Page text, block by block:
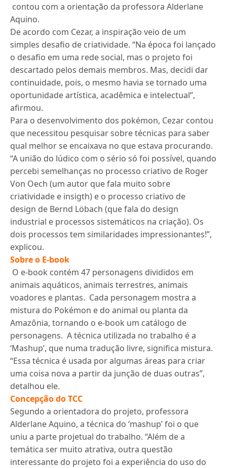
contou com a orientação da professora Alderlane
Aquino.
De acordo com Cezar, a inspiração veio de um
simples desafio de criatividade. “Na época foi lançado
o desafio em uma rede social, mas o projeto foi
descartado pelos demais membros. Mas, decidi dar
continuidade, pois, o mesmo havia se tornado uma
oportunidade artística, acadêmica e intelectual”,
afirmou.
Para o desenvolvimento dos pokémon, Cezar contou
que necessitou pesquisar sobre técnicas para saber
qual melhor se encaixava no que estava procurando.
“A união do lúdico com o sério só foi possível, quando
percebi semelhanças no processo criativo de Roger
Von Oech (um autor que fala muito sobre
criatividade e insigth) e o processo criativo de
design de Bernd Löbach (que fala do design
industrial e processos sistemáticos na criação). Os
dois processos tem similaridades impressionantes!”,
explicou.
Sobre o E-book
O e-book contém 47 personagens divididos em
animais aquáticos, animais terrestres, animais
voadores e plantas. Cada personagem mostra a
mistura do Pokémon e do animal ou planta da
Amazônia, tornando o e-book um catálogo de
personagens. A técnica utilizada no trabalho é a
‘Mashup’, que numa tradução livre, significa mistura.
“Essa técnica é usada por algumas áreas para criar
uma coisa nova a partir da junção de duas outras”,
detalhou ele.
Concepção do TCC
Segundo a orientadora do projeto, professora
Alderlane Aquino, a técnica do ‘mashup’ foi o que
uniu a parte projetual do trabalho. “Além de a
temática ser muito atrativa, outra questão
interessante do projeto foi a experiência do uso do